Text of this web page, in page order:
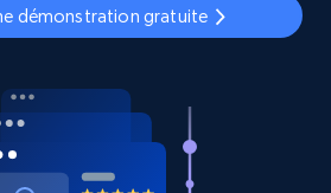
démonstration gratuite